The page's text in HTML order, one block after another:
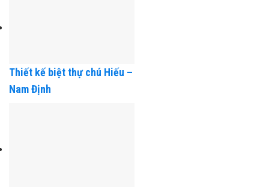
Thiết kế biệt thự chú Hiếu –
Nam Định